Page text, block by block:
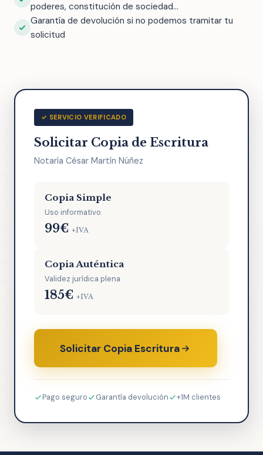
poderes, constitución de sociedad...
Garantía de devolución si no podemos tramitar tu
solicitud
✓ SERVICIO VERIFICADO
Solicitar Copia de Escritura
Notaría César Martín Núñez
Copia Simple
Uso informativo
99€ +IVA
Copia Auténtica
Validez jurídica plena
185€ +IVA
Solicitar Copia Escritura
Pago seguro Garantía devolución +1M clientes